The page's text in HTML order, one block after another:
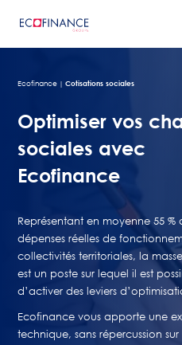
Ecofinance Cotisations sociales
Optimiser vos
sociales avec
Ecofinance
Représentant en moyenne 55 %
dépenses réelles de
collectivités territoriales, la
est un poste sur lequel il est
d’activer des leviers
Ecofinance vous apporte une
technique, sans répercussion sur